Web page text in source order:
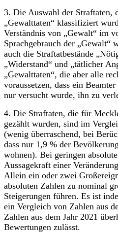
3.​ Die Auswahl der Straftaten,
„Gewalttaten“ klassifiziert
Verständnis von „Gewalt“ im
Sprachgebrauch der „Gewalt“
auch die Straftatbestände
„Widerstand“ und „tätlicher
„Gewalttaten“, die aber alle
voraussetzen, dass ein
nur versucht wurde, ihn zu
4.​ Die Straftaten, die für
gezählt wurden, sind im
(wenig überraschend, bei
dass nur 1,9 % der
wohnen). Bei geringen
Aussagekraft einer
Allein ein oder zwei
absoluten Zahlen zu nominal
Steigerungen führen. Es ist
ein Vergleich von Zahlen aus
Zahlen aus dem Jahr 2021
Bewertungen zulässt.